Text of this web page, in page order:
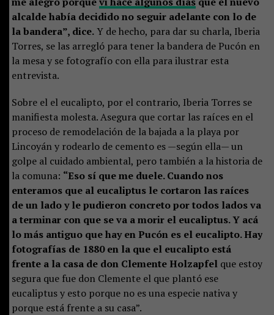
alcalde había decidido no seguir adelante con lo de
la bandera”, dice.Y de hecho, para dar su charla, Iberia
Torres, se las arregló para tener la bandera de Pucón en
la mesa y se fotografío con ella para ilustrar esta
entrevista.
Sobre el el eucalipto, por el contrario, Iberia Torres se
manifiesta molesta. Asegura que cortar las raíces en el
proceso de remodelación de la bajada a la playa por
Lincoyán y rodearlo de cemento es —según ella— un
golpe al cuidado ambiental, pero también a la historia de
la comuna: “Eso sí que me duele. Cuando nos
enteramos que al eucaliptus le cortaron las raíces
de un lado y le pudieron concreto por todos lados va
a terminar con que se va a morir el eucaliptus. Y acá
lo más antiguo que hay en Pucón es el eucalipto. Hay
fotografías de 1880 en la que el eucalipto está
frente a la casa de don Clemente Holzapfelque estoy
segura que fue don Clemente el que plantó ese
eucaliptus y esto porque no es una especie nativa y
porque está frente a su casa”.